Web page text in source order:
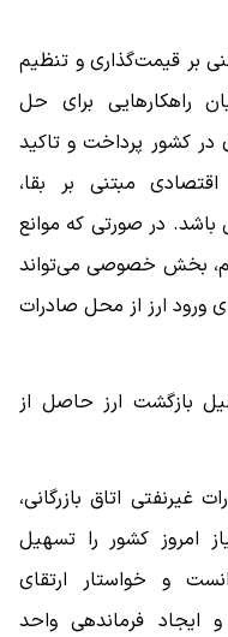
بر قیمت‌گذاری و تنظیم
راهکارهایی برای حل
در کشور پرداخت و تاکید
مبتنی بر بقا،
در صورتی که موانع
بخش خصوصی می‌تواند
برای ورود ارز از محل صادرات
بازگشت ارز حاصل از
اتاق بازرگانی،
امروز کشور را تسهیل
و خواستار ارتقای
ایجاد فرماندهی واحد